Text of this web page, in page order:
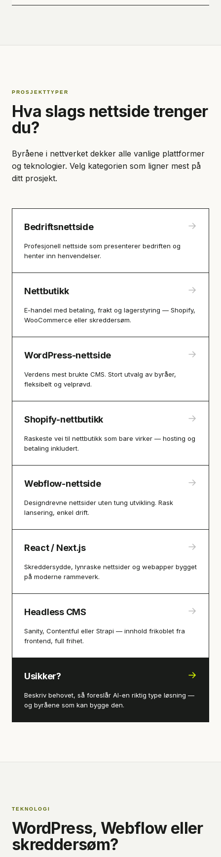
PROSJEKTTYPER
Hva slags nettside trenger
du?
Byråene i nettverket dekker alle vanlige plattformer
og teknologier. Velg kategorien som ligner mest på
ditt prosjekt.
Bedriftsnettside →
Profesjonell nettside som presenterer bedriften og
henter inn henvendelser.
Nettbutikk →
E-handel med betaling, frakt og lagerstyring — Shopify,
WooCommerce eller skreddersøm.
WordPress-nettside →
Verdens mest brukte CMS. Stort utvalg av byråer,
fleksibelt og velprøvd.
Shopify-nettbutikk →
Raskeste vei til nettbutikk som bare virker — hosting og
betaling inkludert.
Webflow-nettside →
Designdrevne nettsider uten tung utvikling. Rask
lansering, enkel drift.
React / Next.js →
Skreddersydde, lynraske nettsider og webapper bygget
på moderne rammeverk.
Headless CMS →
Sanity, Contentful eller Strapi — innhold frikoblet fra
frontend, full frihet.
Usikker? →
Beskriv behovet, så foreslår AI-en riktig type løsning —
og byråene som kan bygge den.
TEKNOLOGI
WordPress, Webflow eller
skreddersøm?